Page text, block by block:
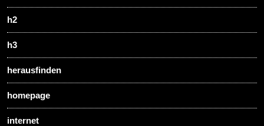
h2
h3
herausfinden
homepage
internet